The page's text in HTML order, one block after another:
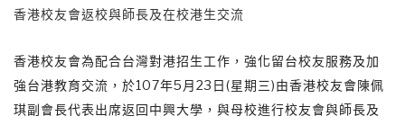
香港校友會返校與師長及在校港生交流
香港校友會為配合台灣對港招生工作，強化留台校友服務及加
強台港教育交流，於107年5月23日(星期三)由香港校友會陳佩
琪副會長代表出席返回中興大學，與母校進行校友會與師長及